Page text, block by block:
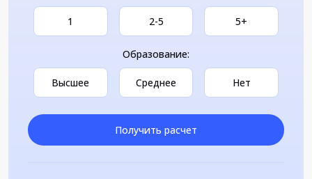
1 2-5 5+
Образование:
Высшее Среднее Нет
Получить расчет